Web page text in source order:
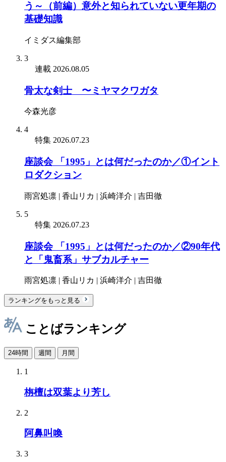
う～（前編）意外と知られていない更年期の
基礎知識
イミダス編集部
3
連載 2026.08.05
骨太な剣士 〜ミヤマクワガタ
今森光彦
4
特集 2026.07.23
座談会 「1995」とは何だったのか／①イント
ロダクション
雨宮処凛 | 香山リカ | 浜崎洋介 | 吉田徹
5
特集 2026.07.23
座談会 「1995」とは何だったのか／②90年代
と「鬼畜系」サブカルチャー
雨宮処凛 | 香山リカ | 浜崎洋介 | 吉田徹
ランキングをもっと見る
ことばランキング
24時間 週間 月間
1
栴檀は双葉より芳し
2
阿鼻叫喚
3